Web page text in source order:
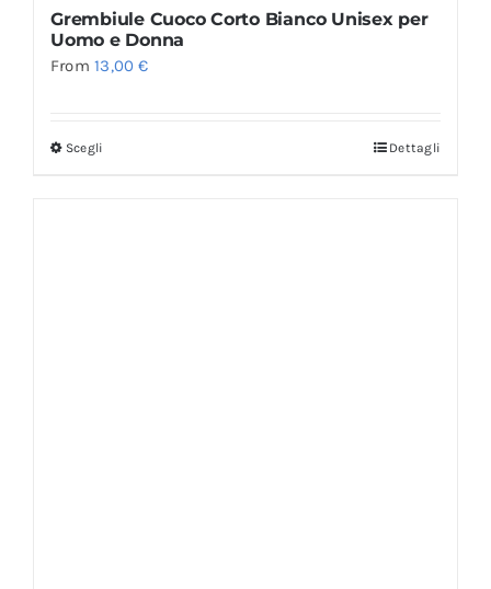
Grembiule Cuoco Corto Bianco Unisex per
Uomo e Donna
From13,00€
Scegli Dettagli